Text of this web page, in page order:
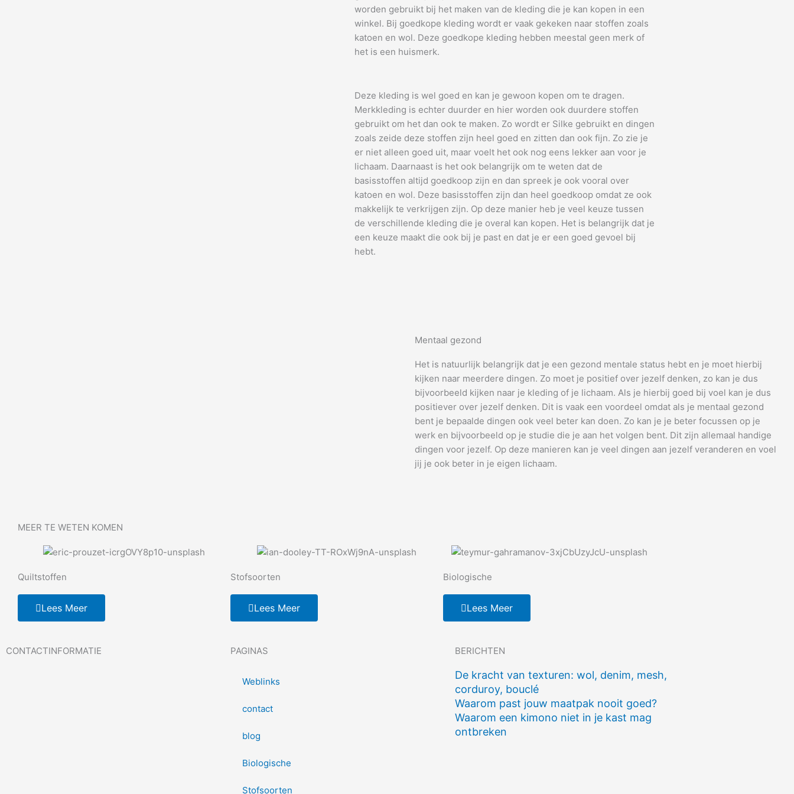
worden gebruikt bij het maken van de kleding die je kan kopen in een
winkel. Bij goedkope kleding wordt er vaak gekeken naar stoffen zoals
katoen en wol. Deze goedkope kleding hebben meestal geen merk of
het is een huismerk.
Deze kleding is wel goed en kan je gewoon kopen om te dragen.
Merkkleding is echter duurder en hier worden ook duurdere stoffen
gebruikt om het dan ook te maken. Zo wordt er Silke gebruikt en dingen
zoals zeide deze stoffen zijn heel goed en zitten dan ook fijn. Zo zie je
er niet alleen goed uit, maar voelt het ook nog eens lekker aan voor je
lichaam. Daarnaast is het ook belangrijk om te weten dat de
basisstoffen altijd goedkoop zijn en dan spreek je ook vooral over
katoen en wol. Deze basisstoffen zijn dan heel goedkoop omdat ze ook
makkelijk te verkrijgen zijn. Op deze manier heb je veel keuze tussen
de verschillende kleding die je overal kan kopen. Het is belangrijk dat je
een keuze maakt die ook bij je past en dat je er een goed gevoel bij
hebt.
Mentaal gezond
Het is natuurlijk belangrijk dat je een gezond mentale status hebt en je moet hierbij
kijken naar meerdere dingen. Zo moet je positief over jezelf denken, zo kan je dus
bijvoorbeeld kijken naar je kleding of je lichaam. Als je hierbij goed bij voel kan je dus
positiever over jezelf denken. Dit is vaak een voordeel omdat als je mentaal gezond
bent je bepaalde dingen ook veel beter kan doen. Zo kan je je beter focussen op je
werk en bijvoorbeeld op je studie die je aan het volgen bent. Dit zijn allemaal handige
dingen voor jezelf. Op deze manieren kan je veel dingen aan jezelf veranderen en voel
jij je ook beter in je eigen lichaam.
MEER TE WETEN KOMEN
Quiltstoffen
Lees Meer
Stofsoorten
Lees Meer
Biologische
Lees Meer
CONTACTINFORMATIE PAGINAS
Weblinks
contact
blog
Biologische
Stofsoorten
BERICHTEN
De kracht van texturen: wol, denim, mesh,
corduroy, bouclé
Waarom past jouw maatpak nooit goed?
Waarom een kimono niet in je kast mag
ontbreken